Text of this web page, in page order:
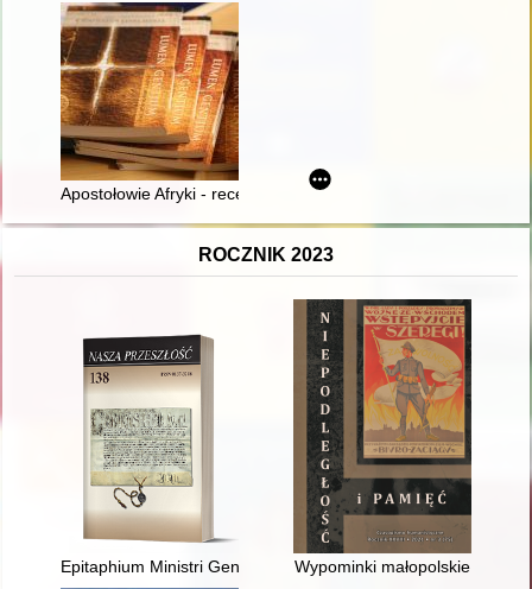
Apostołowie Afryki - recenzja]
ROCZNIK 2023
Epitaphium Ministri Generales Totius Oridinis Minorum S. P.
Wypominki małopolskie